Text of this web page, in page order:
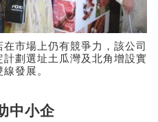
市場上仍有競爭力，該公司
劃選址土瓜灣及北角增設實
發展。
中小企